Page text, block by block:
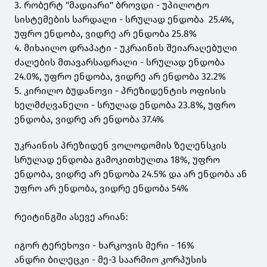
3. რობერტ "მადიარი" ბროვდი - უპილოტო
სისტემების სარდალი - სრულად ენდობა 25.4%,
უფრო ენდობა, ვიდრე არ ენდობა 25.8%
4. მიხაილო დრაპატი - უკრაინის შეიარაღებული
ძალების მთავარსადრალი - სრულად ენდობა
24.0%, უფრო ენდობა, ვიდრე არ ენდობა 32.2%
5. კირილო ბუდანოვი - პრეზიდენტის ოფისის
ხელმძღვანელი - სრულად ენდობა 23.8%, უფრო
ენდობა, ვიდრე არ ენდობა 37.4%
უკრაინის პრეზიდენ ვოლოდომის ზელენსკის
სრულად ენდობა გამოკითხულთა 18%, უფრო
ენდობა, ვიდრე არ ენდობა 24.5% და არ ენდობა ან
უფრო არ ენდობა, ვიდრე ენდობა 54%
რეიტინგში ასევე არიან:
იგორ ტერეხოვი - ხარკოვის მერი - 16%
ანდრი ბილეცკი - მე-3 საარმიო კორპუსის